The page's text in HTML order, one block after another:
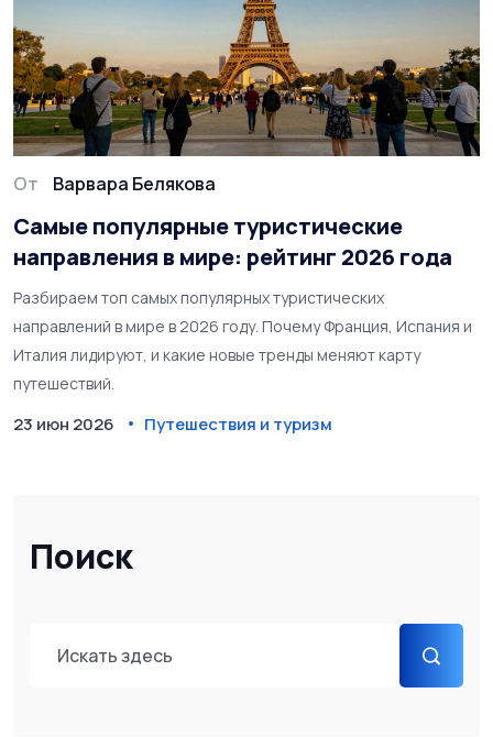
Поиск
От Варвара Белякова
Самые популярные туристические
направления в мире: рейтинг 2026 года
Разбираем топ самых популярных туристических
направлений в мире в 2026 году. Почему Франция, Испания и
Италия лидируют, и какие новые тренды меняют карту
путешествий.
23 июн 2026 Путешествия и туризм